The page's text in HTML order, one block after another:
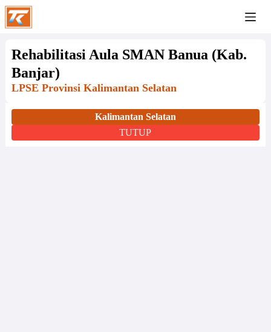
Rehabilitasi Aula SMAN Banua (Kab.
Banjar)
LPSE Provinsi Kalimantan Selatan
Kalimantan Selatan
TUTUP